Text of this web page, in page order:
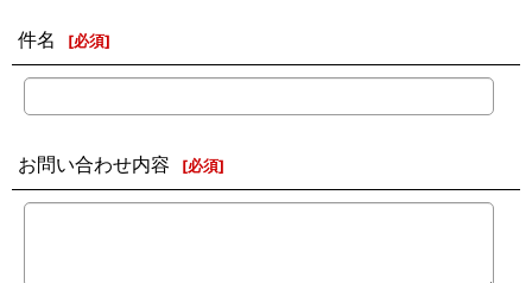
件名 [必須]
お問い合わせ内容 [必須]